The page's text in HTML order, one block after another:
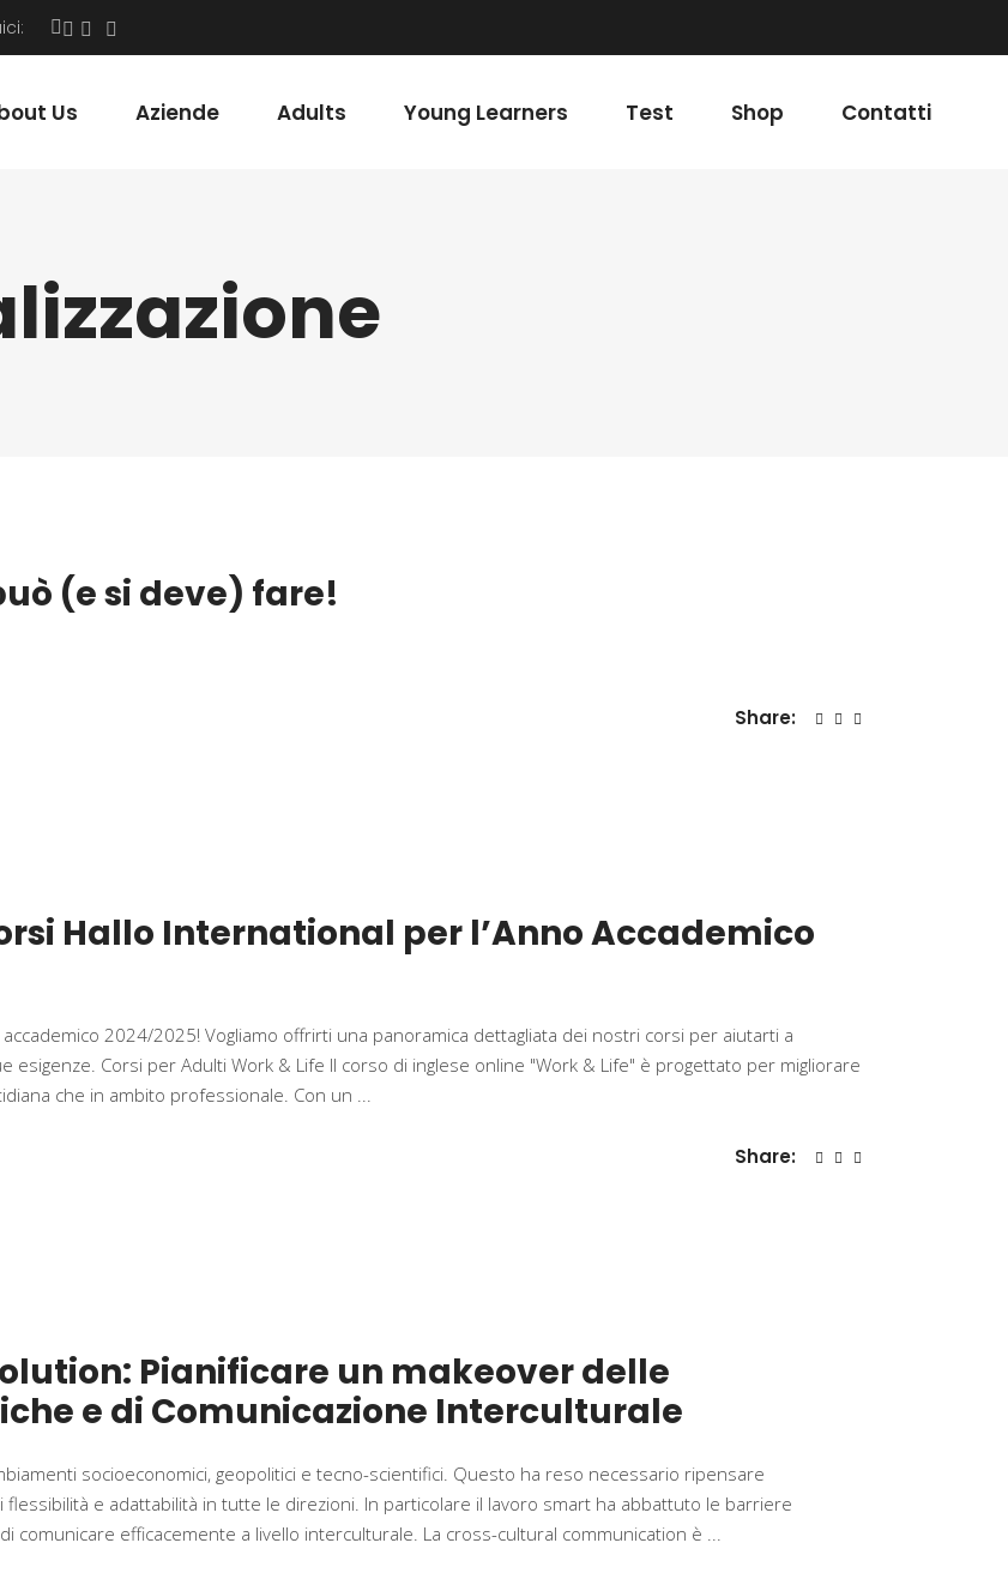
Us Aziende Adults Young Learners Test Shop Contatti
(e si deve) fare!
Share:
Hallo International per l’Anno Accademico
2024/2025! Vogliamo offrirti una panoramica dettagliata dei nostri corsi per aiutarti a
Corsi per Adulti Work & Life Il corso di inglese online "Work & Life" è progettato per migliorare
che in ambito professionale. Con un
Share:
Pianificare un makeover delle
e di Comunicazione Interculturale
socioeconomici, geopolitici e tecno-scientifici. Questo ha reso necessario ripensare
flessibilità e adattabilità in tutte le direzioni. In particolare il lavoro smart ha abbattuto le barriere
comunicare efficacemente a livello interculturale. La cross-cultural communication è